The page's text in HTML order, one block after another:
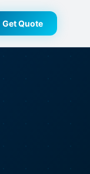
Get Quote